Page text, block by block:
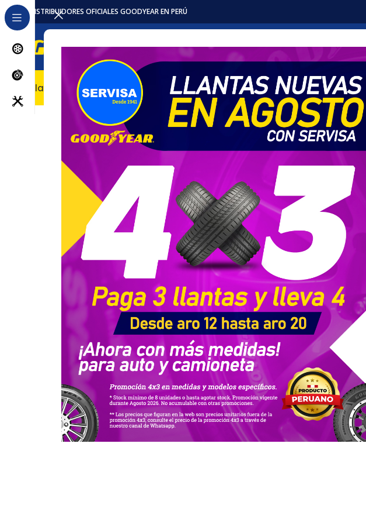
DISTRIBUIDORES OFICIALES GOODYEAR EN PERÚ
Llantas Accesorios / Repuestos ServiciosLocalesPromocionesNosotros
Llantas Camion Llanta 265/70R19.5 16PR RM170+ TL Roadmaster